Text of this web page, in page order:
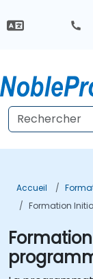
Accueil
Formation